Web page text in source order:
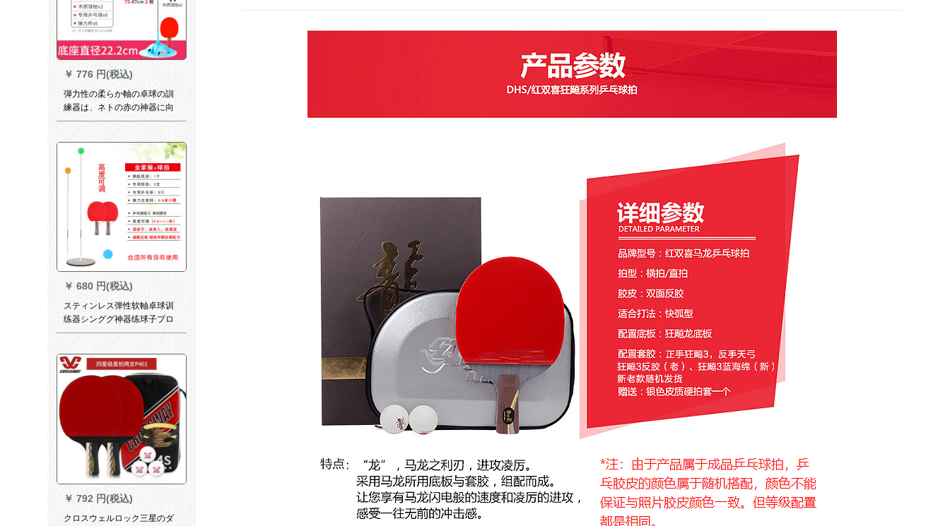
￥ 776 円(税込)
弾力性の柔らか軸の卓球の訓
練器は、ネトの赤の神器に向
かって、兵士のボアルールの
ます。练习してから、カラケ
￥ 680 円(税込)
スティンレス弹性软軸卓球训
练器シンググ神器练球子プロ
シュート家族乐享楽版
￥ 792 円(税込)
クロスウェルロック三星のダ